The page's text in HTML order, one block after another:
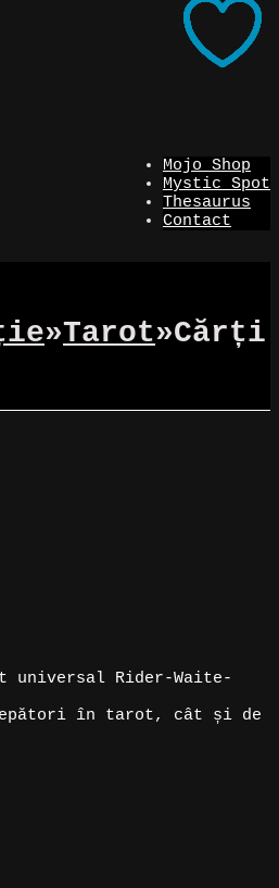
Mojo Shop
Mystic Spot
Thesaurus
Contact
»Tarot»Cărți
universal Rider-Waite-
în tarot, cât și de